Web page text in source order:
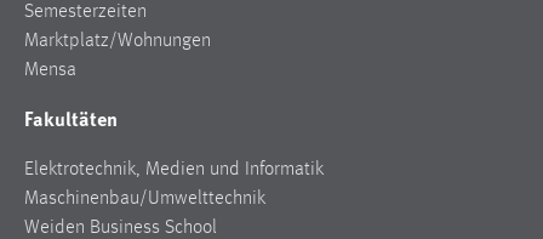
Semesterzeiten
Marktplatz/Wohnungen
Mensa
Fakultäten
Elektrotechnik, Medien und Informatik
Maschinenbau/Umwelttechnik
Weiden Business School